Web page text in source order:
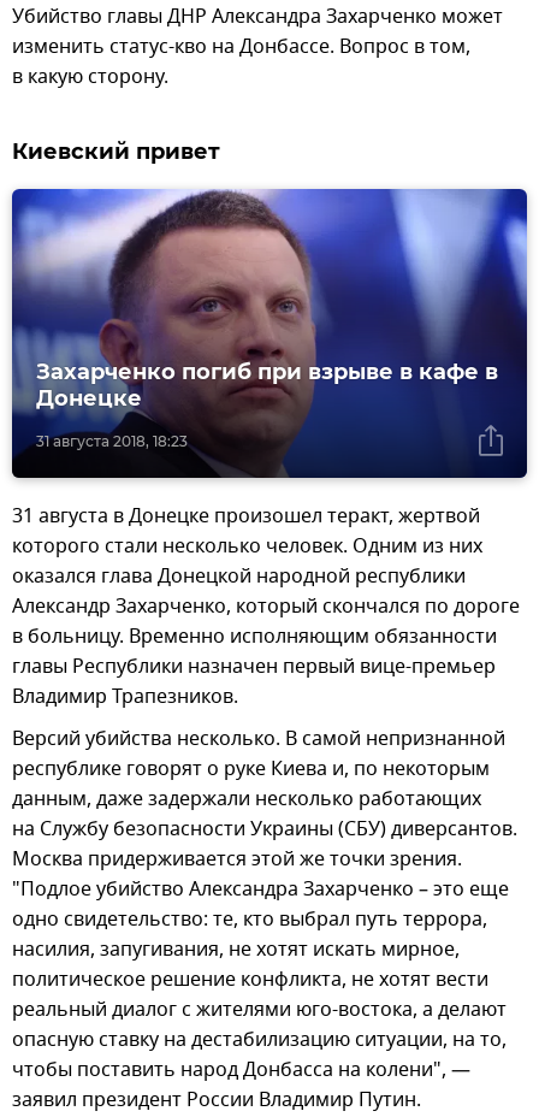
Убийство главы ДНР Александра Захарченко может
изменить статус-кво на Донбассе. Вопрос в том,
в какую сторону.
Киевский привет
31 августа 2018, 18:23
Захарченко погиб при взрыве в кафе в
Донецке
31 августа в Донецке произошел теракт, жертвой
которого стали несколько человек. Одним из них
оказался глава Донецкой народной республики
Александр Захарченко, который скончался по дороге
в больницу. Временно исполняющим обязанности
главы Республики назначен первый вице-премьер
Владимир Трапезников.
Версий убийства несколько. В самой непризнанной
республике говорят о руке Киева и, по некоторым
данным, даже задержали несколько работающих
на Службу безопасности Украины (СБУ) диверсантов.
Москва придерживается этой же точки зрения.
"Подлое убийство Александра Захарченко – это еще
одно свидетельство: те, кто выбрал путь террора,
насилия, запугивания, не хотят искать мирное,
политическое решение конфликта, не хотят вести
реальный диалог с жителями юго-востока, а делают
опасную ставку на дестабилизацию ситуации, на то,
чтобы поставить народ Донбасса на колени", —
заявил президент России Владимир Путин.